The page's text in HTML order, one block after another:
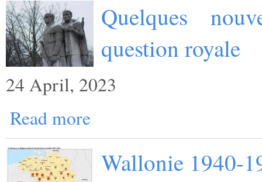
Quelques
question royale
24 April, 2023
Read more
Wallonie 1940-